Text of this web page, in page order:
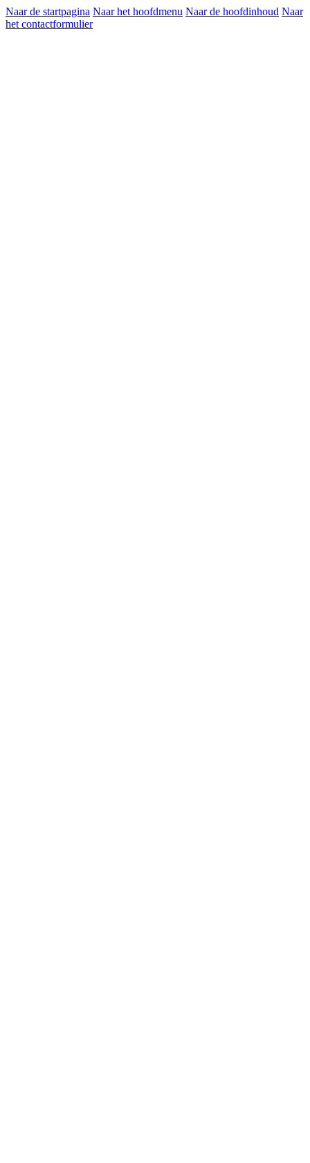
Naar de startpagina Naar het hoofdmenu Naar de hoofdinhoud Naar
het contactformulier